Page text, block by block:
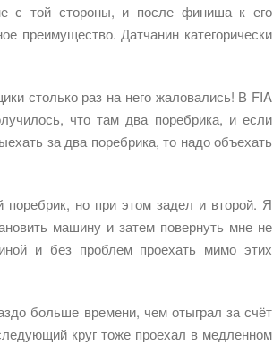
с той стороны, и после финиша к его
преимущество. Датчанин категорически
столько раз на него жаловались! В FIA
что там два поребрика, и если
за два поребрика, то надо объехать
но при этом задел и второй. Я
машину и затем повернуть мне не
и без проблем проехать мимо этих
больше времени, чем отыграл за счёт
круг тоже проехал в медленном